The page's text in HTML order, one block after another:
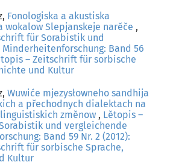
Fonologiska a akustiska
wokalow Slepjanskeje narěče ,
für Sorabistik und
Band 56
– Zeitschrift für sorbische
und Kultur
Wuwiće mjezysłowneho sandhija
a přechodnych dialektach na
změnow , Lětopis –
und vergleichende
Band 59 Nr. 2 (2012):
für sorbische Sprache,
Kultur